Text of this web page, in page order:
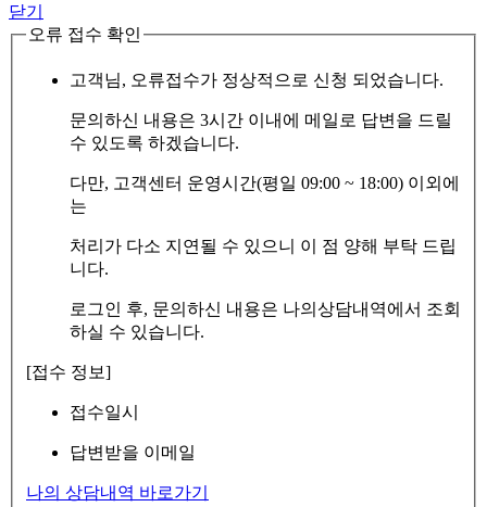
닫기
오류 접수 확인
고객님, 오류접수가 정상적으로 신청 되었습니다.
문의하신 내용은 3시간 이내에 메일로 답변을 드릴
수 있도록 하겠습니다.
다만, 고객센터 운영시간(평일 09:00 ~ 18:00) 이외에
는
처리가 다소 지연될 수 있으니 이 점 양해 부탁 드립
니다.
로그인 후, 문의하신 내용은 나의상담내역에서 조회
하실 수 있습니다.
[접수 정보]
접수일시
답변받을 이메일
나의 상담내역 바로가기